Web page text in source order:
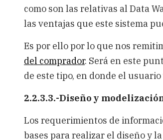
como son las relativas al Data
las ventajas que este sistema
Es por ello por lo que nos
del comprador. Será en este
de este tipo, en donde el
2.2.3.3.-Diseño y
Los requerimientos de
bases para realizar el diseño y